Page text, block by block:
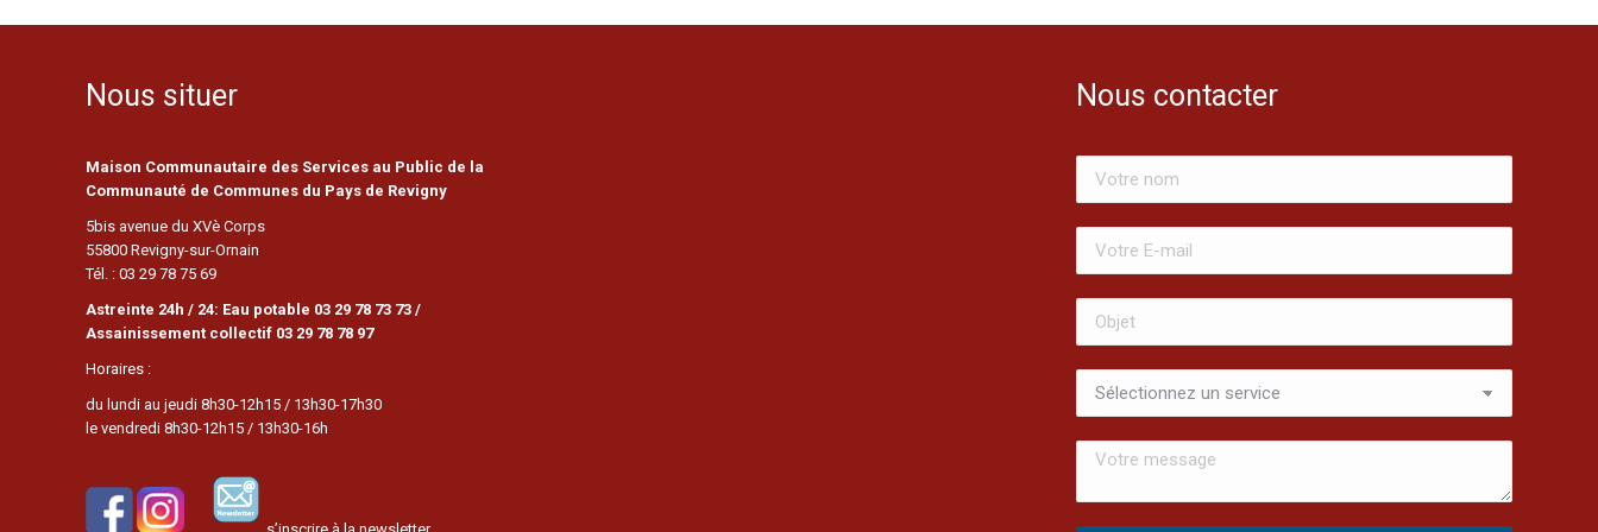
Nous situer
Maison Communautaire des Services au Public de la
Communauté de Communes du Pays de Revigny
5bis avenue du XVè Corps
55800 Revigny-sur-Ornain
Tél. : 03 29 78 75 69
Astreinte 24h / 24: Eau potable 03 29 78 73 73 /
Assainissement collectif 03 29 78 78 97
Horaires :
du lundi au jeudi 8h30-12h15 / 13h30-17h30
le vendredi 8h30-12h15 / 13h30-16h
Nous contacter